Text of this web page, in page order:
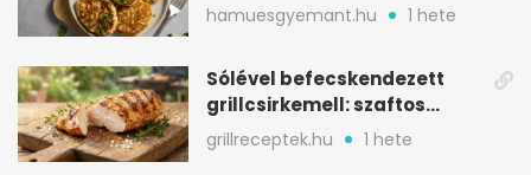
aranybarna, szaftos, hús
nélkül is
hamuesgyemant.hu 1 hete
Sólével befecskendezett
grillcsirkemell: szaftos
marad, nem szárad ki
grillreceptek.hu 1 hete